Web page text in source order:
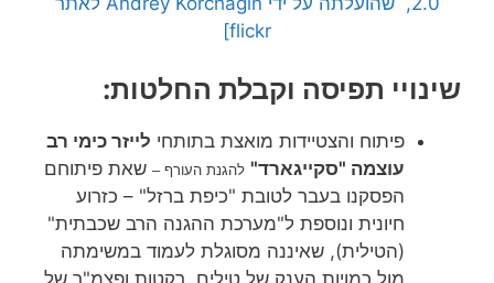
flickr]
שינויי תפיסה וקבלת החלטות:
פיתוח והצטיידות מואצת בתותחי לייזר כימי רב
עוצמה "סקייגארד" להגנת העורף – שאת פיתוחם
הפסקנו בעבר לטובת "כיפת ברזל" – כזרוע
חיונית ונוספת ל"מערכת ההגנה הרב שכבתית"
(הטילית), שאיננה מסוגלת לעמוד במשימתה